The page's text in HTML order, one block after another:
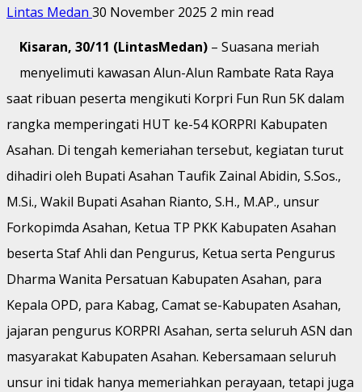
Lintas Medan 30 November 2025 2 min read
Kisaran, 30/11 (LintasMedan) – Suasana meriah
menyelimuti kawasan Alun-Alun Rambate Rata Raya
saat ribuan peserta mengikuti Korpri Fun Run 5K dalam
rangka memperingati HUT ke-54 KORPRI Kabupaten
Asahan. Di tengah kemeriahan tersebut, kegiatan turut
dihadiri oleh Bupati Asahan Taufik Zainal Abidin, S.Sos.,
M.Si., Wakil Bupati Asahan Rianto, S.H., M.AP., unsur
Forkopimda Asahan, Ketua TP PKK Kabupaten Asahan
beserta Staf Ahli dan Pengurus, Ketua serta Pengurus
Dharma Wanita Persatuan Kabupaten Asahan, para
Kepala OPD, para Kabag, Camat se-Kabupaten Asahan,
jajaran pengurus KORPRI Asahan, serta seluruh ASN dan
masyarakat Kabupaten Asahan. Kebersamaan seluruh
unsur ini tidak hanya memeriahkan perayaan, tetapi juga